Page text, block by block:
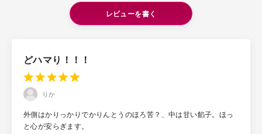
レビューを書く
どハマり！！！
りか
外側はかりっかりでかりんとうのほろ苦？、中は甘い餡子。ほっ
と心が安らぎます。